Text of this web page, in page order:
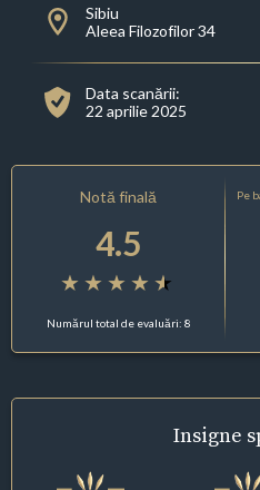
Sibiu
Aleea Filozofilor 34
Data scanării:
22 aprilie 2025
Notă finală
4.5
Numărul total de evaluări: 8
Pe
Insigne